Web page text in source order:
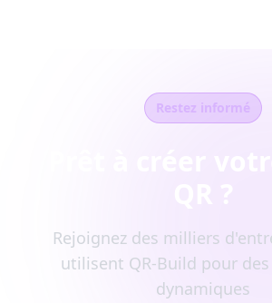
Restez informé
Rejoignez des milliers
utilisent QR-Build pour des
dynamiques